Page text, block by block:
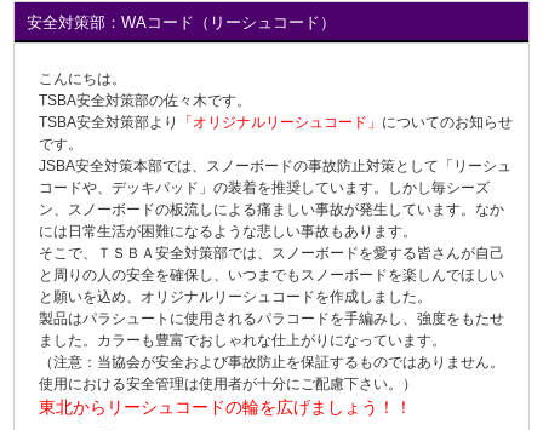
安全対策部：WAコード（リーシュコード）
こんにちは。
TSBA安全対策部の佐々木です。
TSBA安全対策部より
「オリジナルリーシュコード」 についてのお知らせ
です。
JSBA安全対策本部では、スノーボードの事故防止対策として「リーシュ
コードや、デッキパッド」の装着を推奨しています。しかし毎シーズ
ン、スノーボードの板流しによる痛ましい事故が発生しています。なか
には日常生活が困難になるような悲しい事故もあります。
そこで、ＴＳＢＡ安全対策部では、スノーボードを愛する皆さんが自己
と周りの人の安全を確保し、いつまでもスノーボードを楽しんでほしい
と願いを込め、オリジナルリーシュコードを作成しました。
製品はパラシュートに使用されるパラコードを手編みし、強度をもたせ
ました。カラーも豊富でおしゃれな仕上がりになっています。
（注意：当協会が安全および事故防止を保証するものではありません。
使用における安全管理は使用者が十分にご配慮下さい。）
東北からリーシュコードの輪を広げましょう！！